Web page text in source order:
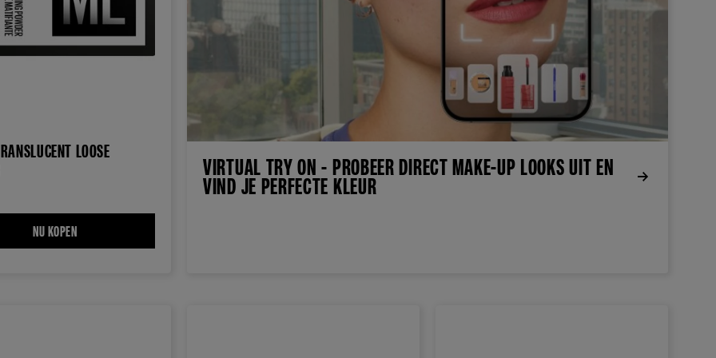
FOUNDATION
LOOSE
NU KOPEN
VIRTUAL TRY ON - PROBEER DIRECT MAKE-UP LOOKS UIT EN
VIND JE PERFECTE KLEUR